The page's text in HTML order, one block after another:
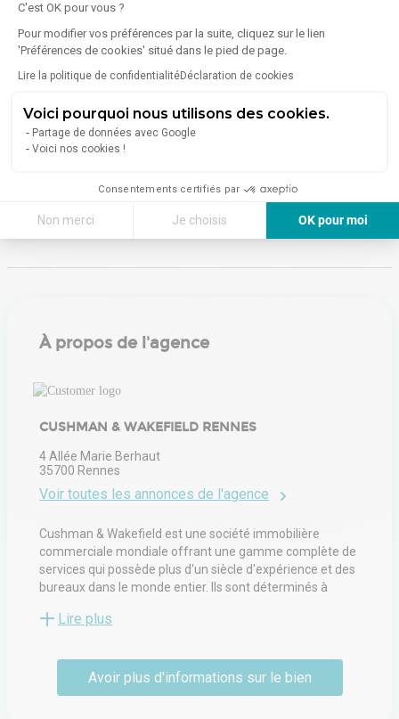
C'est OK pour vous ?
Pour modifier vos préférences par la suite, cliquez sur le lien
'Préférences de cookies' situé dans le pied de page.
Lire la politique de confidentialitéDéclaration de cookies
Voici pourquoi nous utilisons des cookies.
Partage de données avec Google
Voici nos cookies !
Consentements certifiés par
Non merci Je choisis
OK pour moi
Énergie
Diagnostic de performance énergétique (DPE)
Consommation (énergie primaire) :Non communiqué
Indice d'émission de gaz à effet de serre (GES)
Émissions : Non communiqué
En savoir plus sur le bien
À propos de l'agence
CUSHMAN & WAKEFIELD RENNES
4 Allée Marie Berhaut
35700 Rennes
Voir toutes les annonces de l'agence
Cushman & Wakefield est une société immobilière
commerciale mondiale offrant une gamme complète de
services qui possède plus d'un siècle d'expérience et des
bureaux dans le monde entier. Ils sont déterminés à
l'expertise et l'expérience nécessaires pour donner vie à
détermination. Peu importe ce qu'ils ont déjà accompli, ils
sont constamment déterminés à continuer à résoudre
des problèmes complexes pour leurs clients et leurs
Lire plus
Avoir plus d'informations sur le bien